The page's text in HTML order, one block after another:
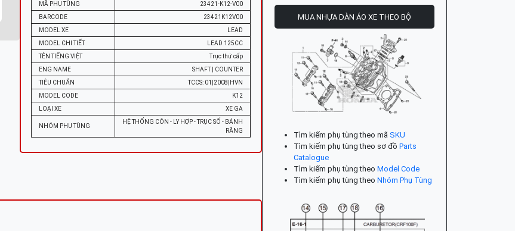
MÃ PHỤ TÙNG
23421-K12-V00
BARCODE
23421K12V00
MODEL XE
LEAD
MODEL CHI TIẾT
LEAD 125CC
TÊN TIẾNG VIỆT
Trục thứ cấp
ENG NAME
SHAFT | COUNTER
TIÊU CHUẨN
TCCS: 01|2008|HVN
MODEL CODE
K12
LOẠI XE
XE GA
NHÓM PHỤ TÙNG
HỆ THỐNG CÔN - LY HỢP - TRỤC SỐ - BÁNH
RĂNG
MUA NHỰA DÀN ÁO XE THEO BỘ
Tìm kiếm phụ tùng theo mã SKU
Tìm kiếm phụ tùng theo sơ đồ Parts
Catalogue
Tìm kiếm phụ tùng theo Model Code
Tìm kiếm phụ tùng theo Nhóm Phụ Tùng